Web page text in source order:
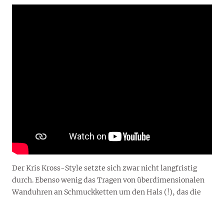
Der Kris Kross-Style setzte sich zwar nicht langfristig
durch. Ebenso wenig das Tragen von überdimensionalen
Wanduhren an Schmuckketten um den Hals (!), das die